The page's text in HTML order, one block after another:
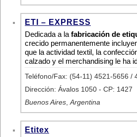
ETI – EXPRESS
Dedicada a la fabricación de
crecido permanentemente
que la actividad textil, la
calzado y el merchandising le ha
Teléfono/Fax: (54-11) 4521-5656 /
Dirección: Ávalos 1050 - CP: 1427
Buenos Aires Argentina
Etitex